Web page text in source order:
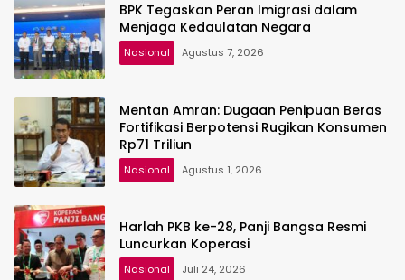
BPK Tegaskan Peran Imigrasi dalam
Menjaga Kedaulatan Negara
Nasional Agustus 7, 2026
Mentan Amran: Dugaan Penipuan Beras
Fortifikasi Berpotensi Rugikan Konsumen
Rp71 Triliun
Nasional Agustus 1, 2026
Harlah PKB ke-28, Panji Bangsa Resmi
Luncurkan Koperasi
Nasional Juli 24, 2026